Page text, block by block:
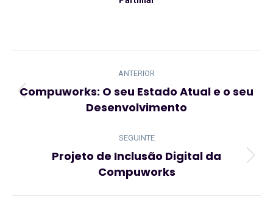
Navegação
post:
ANTERIOR
Artigo
anterior:
Compuworks: O seu Estado Atual e o seu
Desenvolvimento
SEGUINTE
Artigo
seguinte:
Projeto de Inclusão Digital da
Compuworks